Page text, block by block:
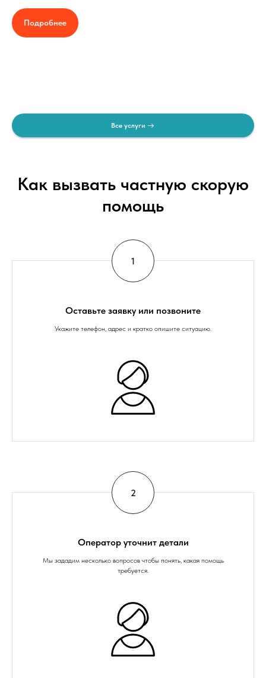
Подробнее
Все услуги
Как вызвать частную скорую
помощь
Оставьте заявку или позвоните
Укажите телефон, адрес и кратко опишите ситуацию.
Оператор уточнит детали
Мы зададим несколько вопросов чтобы понять, какая помощь
требуется.